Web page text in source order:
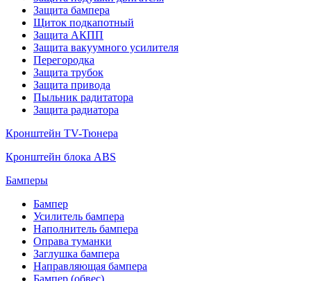
Защита бампера
Щиток подкапотный
Защита АКПП
Защита вакуумного усилителя
Перегородка
Защита трубок
Защита привода
Пыльник радитатора
Защита радиатора
Кронштейн TV-Тюнера
Кронштейн блока ABS
Бамперы
Бампер
Усилитель бампера
Наполнитель бампера
Оправа туманки
Заглушка бампера
Направляющая бампера
Бампер (обвес)